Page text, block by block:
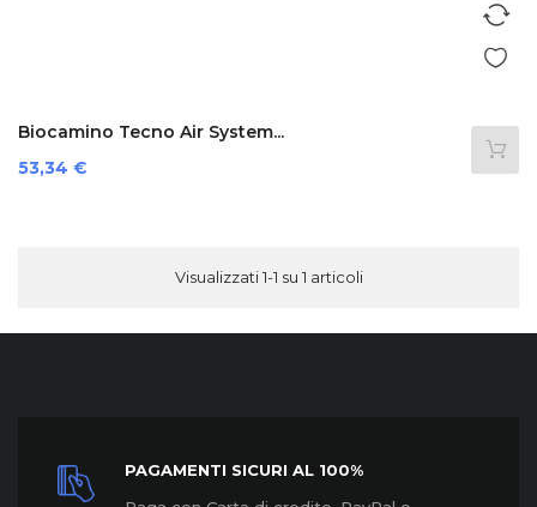
Biocamino Tecno Air System...
Prezzo
53,34 €
Visualizzati 1-1 su 1 articoli
PAGAMENTI SICURI AL 100%